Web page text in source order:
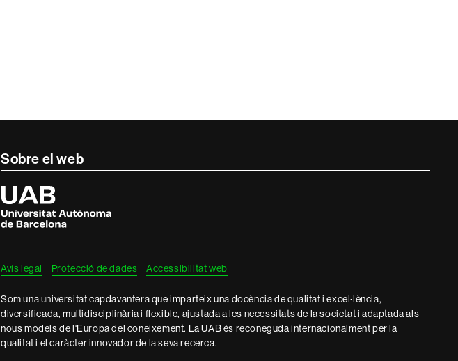
Sobre el web
Universitat
Autònoma
de
Barcelona
Avís legal Protecció de dades Accessibilitat web
Som una universitat capdavantera que imparteix una docència de qualitat i excel·lència,
diversificada, multidisciplinària i flexible, ajustada a les necessitats de la societat i adaptada als
nous models de l'Europa del coneixement. La UAB és reconeguda internacionalment per la
qualitat i el caràcter innovador de la seva recerca.